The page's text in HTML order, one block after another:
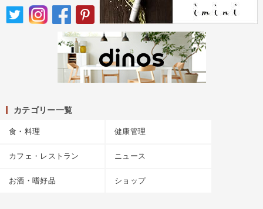
カテゴリー一覧
食・料理 健康管理
カフェ・レストラン ニュース
お酒・嗜好品 ショップ